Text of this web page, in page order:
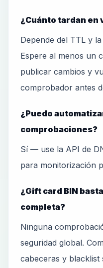
¿Cuánto tardan en
Depende del TTL y
Espere al menos un
publicar cambios y
comprobador antes
¿Puedo
comprobaciones?
Sí — use la API de
para monitorización
¿Gift card BIN
completa?
Ninguna
seguridad global.
cabeceras y blacklist